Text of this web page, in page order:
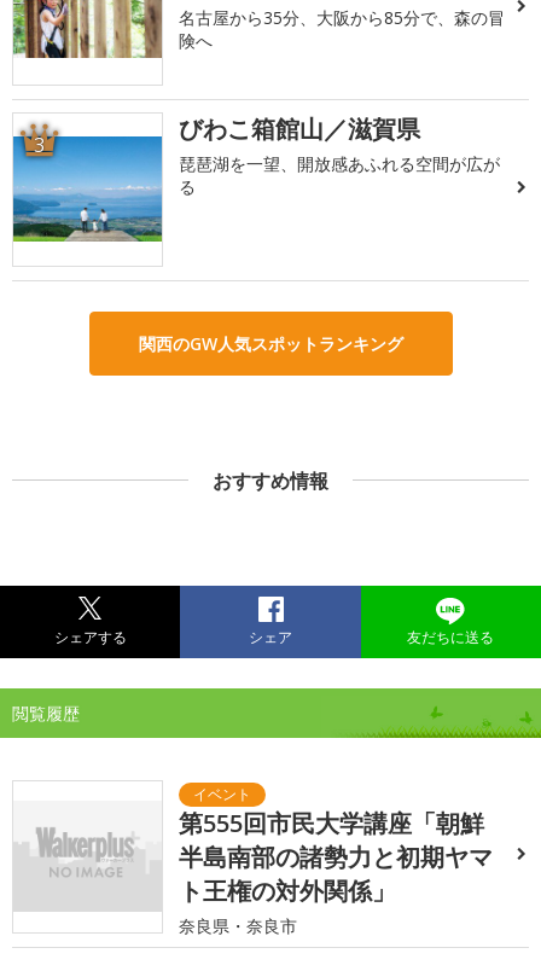
名古屋から35分、大阪から85分で、森の冒
険へ
3 びわこ箱館山／滋賀県
琵琶湖を一望、開放感あふれる空間が広が
る
関西のGW人気スポットランキング
おすすめ情報
シェアする シェア 友だちに送る
閲覧履歴
第555回市民大学講座「朝鮮
半島南部の諸勢力と初期ヤマ
ト王権の対外関係」
奈良県・奈良市